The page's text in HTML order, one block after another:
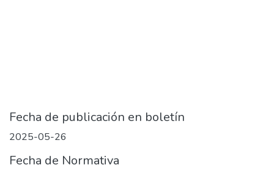
Fecha de publicación en boletín
2025-05-26
Fecha de Normativa